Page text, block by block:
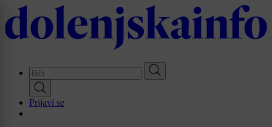
Skip
to
main
Prijavi se